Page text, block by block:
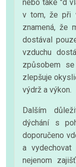
nebo také "d
v tom, že při
znamená, že
dostával
vzduchu
způsobem
zlepšuje
výdrž a výkon.
Dalším
dýchání s
doporučeno
a
nejenom